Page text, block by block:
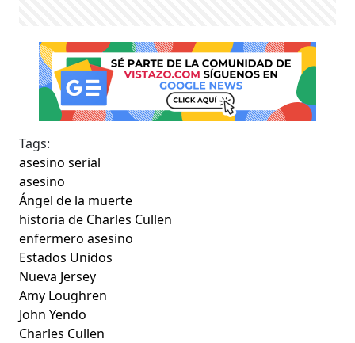
Tags:
asesino serial
asesino
Ángel de la muerte
historia de Charles Cullen
enfermero asesino
Estados Unidos
Nueva Jersey
Amy Loughren
John Yendo
Charles Cullen